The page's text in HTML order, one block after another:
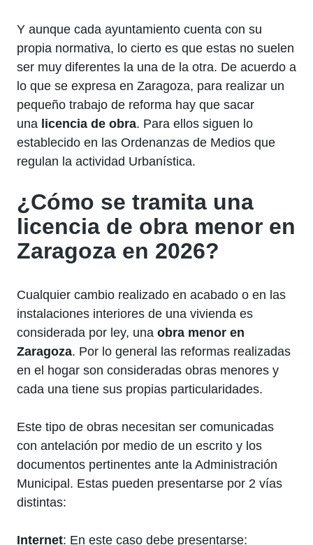
Y aunque cada ayuntamiento cuenta con su
propia normativa, lo cierto es que estas no suelen
ser muy diferentes la una de la otra. De acuerdo a
lo que se expresa en Zaragoza, para realizar un
pequeño trabajo de reforma hay que sacar
una licencia de obra. Para ellos siguen lo
establecido en las Ordenanzas de Medios que
regulan la actividad Urbanística.
¿Cómo se tramita una
licencia de obra menor en
Zaragoza en 2026?
Cualquier cambio realizado en acabado o en las
instalaciones interiores de una vivienda es
considerada por ley, una obra menor en
Zaragoza. Por lo general las reformas realizadas
en el hogar son consideradas obras menores y
cada una tiene sus propias particularidades.
Este tipo de obras necesitan ser comunicadas
con antelación por medio de un escrito y los
documentos pertinentes ante la Administración
Municipal. Estas pueden presentarse por 2 vías
distintas:
Internet: En este caso debe presentarse: